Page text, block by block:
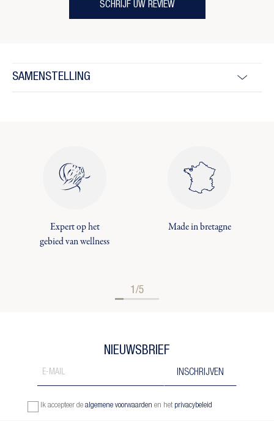
SCHRIJF UW REVIEW
SAMENSTELLING
Expert op het
gebied van wellness
Made in bretagne
1/5
NIEUWSBRIEF
Ik accepteer de algemene voorwaarden en het privacybeleid